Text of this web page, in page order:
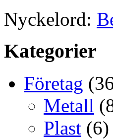
Nyckelord:
Kategorier
Företag
Metall
Plast (6)